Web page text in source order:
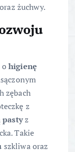
żuchwy.
ohigienę
zębach
z
pastyz
Takie
szkliwa oraz